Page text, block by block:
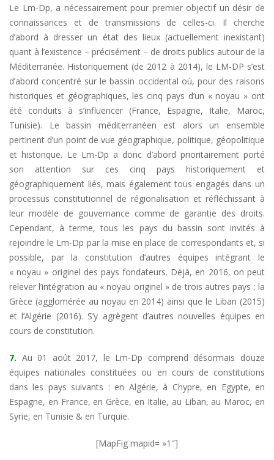
Le Lm-Dp, a nécessairement pour premier objectif un désir de
connaissances et de transmissions de celles-ci. Il cherche
d’abord à dresser un état des lieux (actuellement inexistant)
quant à l’existence – précisément – de droits publics autour de la
Méditerranée. Historiquement (de 2012 à 2014), le LM-DP s’est
d’abord concentré sur le bassin occidental où, pour des raisons
historiques et géographiques, les cinq pays d’un « noyau » ont
été conduits à s’influencer (France, Espagne, Italie, Maroc,
Tunisie). Le bassin méditerranéen est alors un ensemble
pertinent d’un point de vue géographique, politique, géopolitique
et historique. Le Lm-Dp a donc d’abord prioritairement porté
son attention sur ces cinq pays historiquement et
géographiquement liés, mais également tous engagés dans un
processus constitutionnel de régionalisation et réfléchissant à
leur modèle de gouvernance comme de garantie des droits.
Cependant, à terme, tous les pays du bassin sont invités à
rejoindre le Lm-Dp par la mise en place de correspondants et, si
possible, par la constitution d’autres équipes intégrant le
« noyau » originel des pays fondateurs. Déjà, en 2016, on peut
relever l’intégration au « noyau originel » de trois autres pays : la
Grèce (agglomérée au noyau en 2014) ainsi que le Liban (2015)
et l’Algérie (2016). S’y agrègent d’autres nouvelles équipes en
cours de constitution.
7. Au 01 août 2017, le Lm-Dp comprend désormais douze
équipes nationales constituées ou en cours de constitutions
dans les pays suivants : en Algérie, à Chypre, en Egypte, en
Espagne, en France, en Grèce, en Italie, au Liban, au Maroc, en
Syrie, en Tunisie & en Turquie.
[MapFig mapid= »1″]